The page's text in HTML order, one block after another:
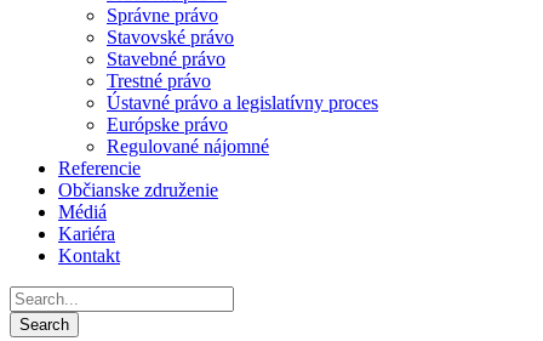
Správne právo
Stavovské právo
Stavebné právo
Trestné právo
Ústavné právo a legislatívny proces
Európske právo
Regulované nájomné
Referencie
Občianske združenie
Médiá
Kariéra
Kontakt